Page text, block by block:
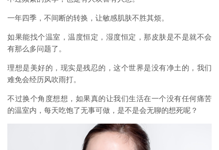
一年四季，不间断的转换，让敏感肌肤不胜其烦。
如果能找个温室，温度恒定，湿度恒定，那皮肤是不是就不会
有那么多问题了。
理想是美好的，现实是残忍的，这个世界是没有净土的，我们
难免会经历风吹雨打。
不过换个角度想想，如果真的让我们生活在一个没有任何痛苦
的温室内，每天吃饱了无事可做，是不是会无聊的想死呢？